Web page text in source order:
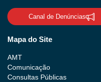
Canal de Denúncias
Mapa do Site
AMT
Comunicação
Consultas Públicas